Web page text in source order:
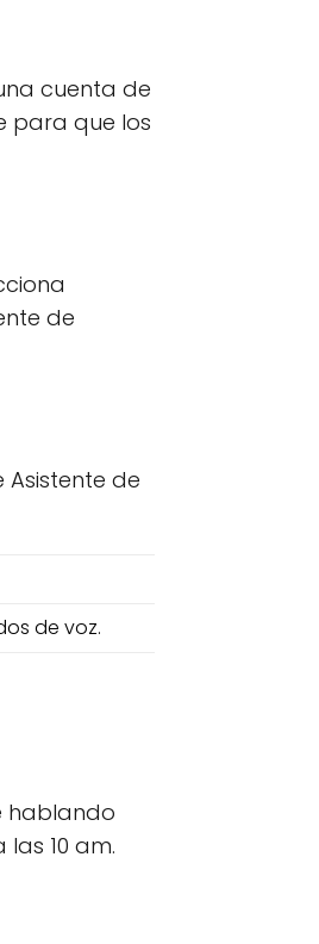
cuenta de
para que los
de
de
de voz.
hablando
10 am.